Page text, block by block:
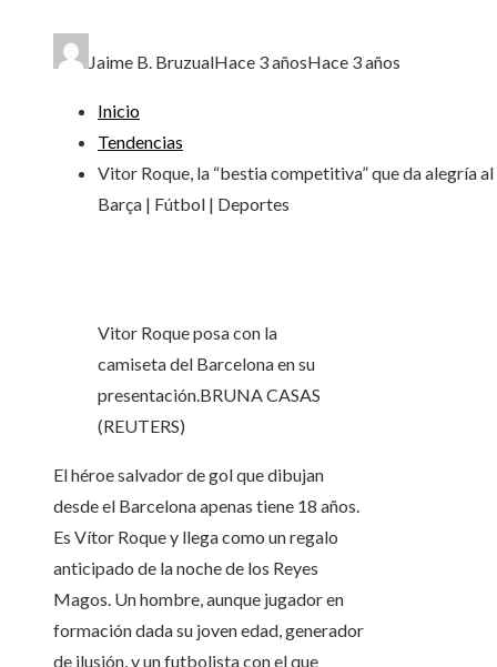
Jaime B. BruzualHace 3 añosHace 3 años
Inicio
Tendencias
Vitor Roque, la “bestia competitiva” que da alegría al
Barça | Fútbol | Deportes
Vitor Roque posa con la
camiseta del Barcelona en su
presentación.BRUNA CASAS
(REUTERS)
El héroe salvador de gol que dibujan
desde el Barcelona apenas tiene 18 años.
Es Vítor Roque y llega como un regalo
anticipado de la noche de los Reyes
Magos. Un hombre, aunque jugador en
formación dada su joven edad, generador
de ilusión, y un futbolista con el que